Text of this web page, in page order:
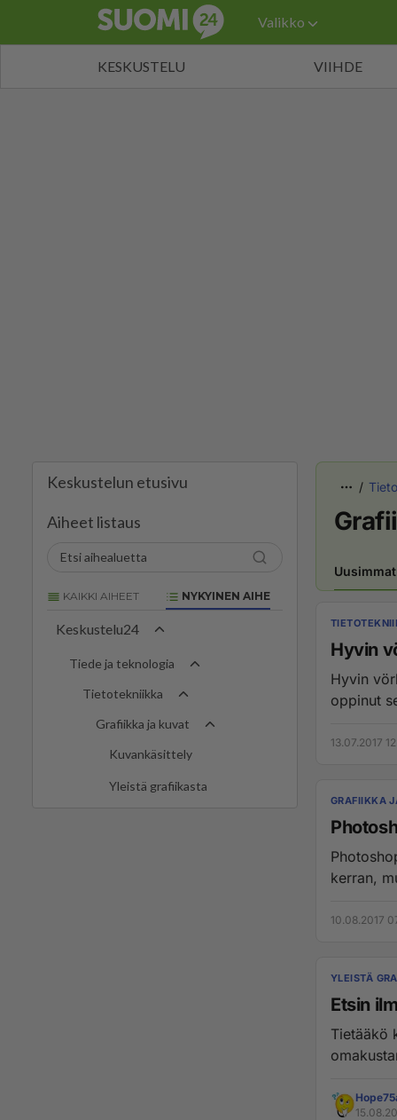
Valikko
KESKUSTELU VIIHDE
Keskustelun etusivu
Aiheet listaus
KAIKKI AIHEET NYKYINEN AIHE
Keskustelu24
Tiede ja teknologia
Tietotekniikka
Grafiikka ja kuvat
Kuvankäsittely
Yleistä grafiikasta
Hyvin
Hyvin
oppinut
13.07.2017
GRAFIIKKA
kerran,
10.08.2017
YLEISTÄ
Etsin
Tietääkö